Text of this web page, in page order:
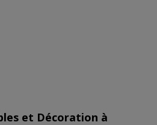
et Décoration à